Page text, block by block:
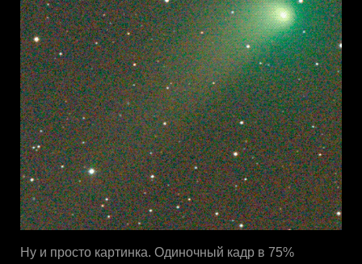
Ну и просто картинка. Одиночный кадр в 75%